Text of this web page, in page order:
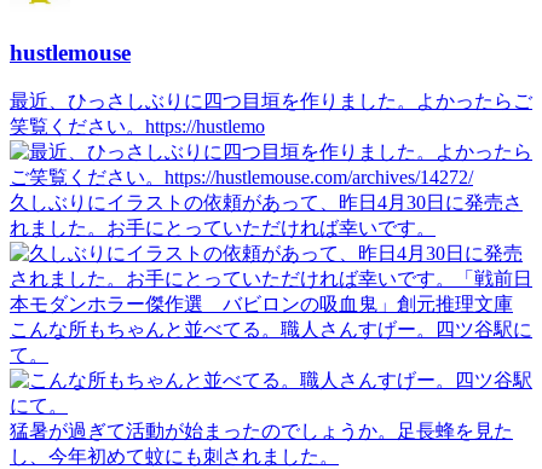
hustlemouse
最近、ひっさしぶりに四つ目垣を作りました。よかったらご
笑覧ください。https://hustlemo
久しぶりにイラストの依頼があって、昨日4月30日に発売さ
れました。お手にとっていただければ幸いです。
こんな所もちゃんと並べてる。職人さんすげー。四ツ谷駅に
て。
猛暑が過ぎて活動が始まったのでしょうか。足長蜂を見た
し、今年初めて蚊にも刺されました。